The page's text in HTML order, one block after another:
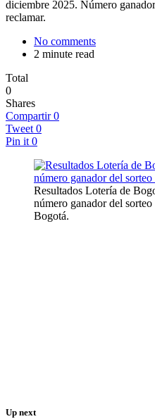
diciembre 2025. Número
reclamar.
No comments
2 minute read
Total
0
Shares
Compartir 0
Tweet 0
Pin it 0
Resultados Lotería de
número ganador del
Bogotá.
Up next